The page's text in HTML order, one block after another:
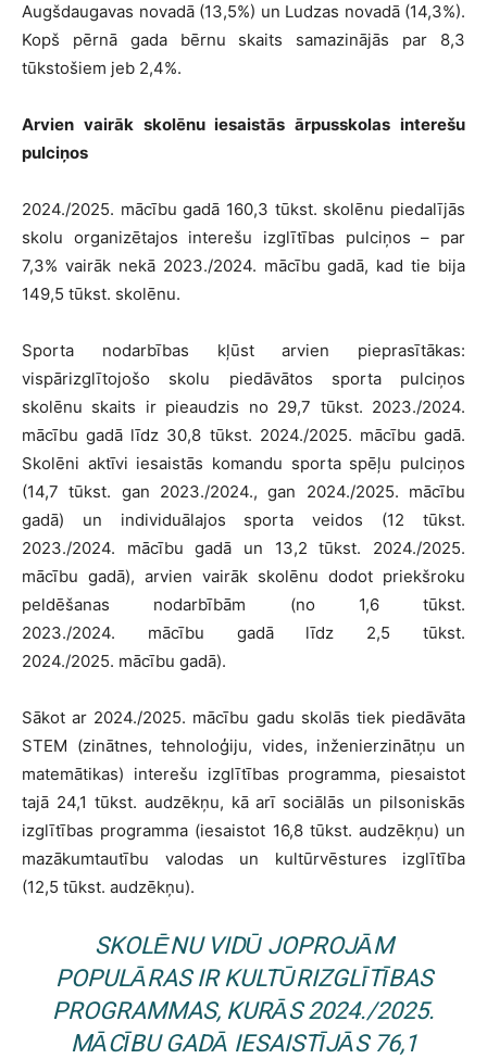
Augšdaugavas novadā (13,5%) un Ludzas novadā (14,3%).
Kopš pērnā gada bērnu skaits samazinājās par 8,3
tūkstošiem jeb 2,4%.
Arvien vairāk skolēnu iesaistās ārpusskolas interešu
pulciņos
2024./2025. mācību gadā 160,3 tūkst. skolēnu piedalījās
skolu organizētajos interešu izglītības pulciņos – par
7,3% vairāk nekā 2023./2024. mācību gadā, kad tie bija
149,5 tūkst. skolēnu.
Sporta nodarbības kļūst arvien pieprasītākas:
vispārizglītojošo skolu piedāvātos sporta pulciņos
skolēnu skaits ir pieaudzis no 29,7 tūkst. 2023./2024.
mācību gadā līdz 30,8 tūkst. 2024./2025. mācību gadā.
Skolēni aktīvi iesaistās komandu sporta spēļu pulciņos
(14,7 tūkst. gan 2023./2024., gan 2024./2025. mācību
gadā) un individuālajos sporta veidos (12 tūkst.
2023./2024. mācību gadā un 13,2 tūkst. 2024./2025.
mācību gadā), arvien vairāk skolēnu dodot priekšroku
peldēšanas nodarbībām (no 1,6 tūkst.
2023./2024. mācību gadā līdz 2,5 tūkst.
2024./2025. mācību gadā).
Sākot ar 2024./2025. mācību gadu skolās tiek piedāvāta
STEM (zinātnes, tehnoloģiju, vides, inženierzinātņu un
matemātikas) interešu izglītības programma, piesaistot
tajā 24,1 tūkst. audzēkņu, kā arī sociālās un pilsoniskās
izglītības programma (iesaistot 16,8 tūkst. audzēkņu) un
mazākumtautību valodas un kultūrvēstures izglītība
(12,5 tūkst. audzēkņu).
SKOLĒNU VIDŪ JOPROJĀM
POPULĀRAS IR KULTŪRIZGLĪTĪBAS
PROGRAMMAS, KURĀS 2024./2025.
MĀCĪBU GADĀ IESAISTĪJĀS 76,1